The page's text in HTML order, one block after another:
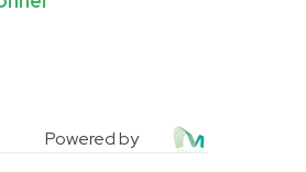
Powered by